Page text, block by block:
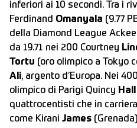
inferiori ai 10 secondi. Tra i
Ferdinand Omanyala (9.77
della Diamond League
da 19.71 nei 200 Courtney
Tortu (oro olimpico a Tokyo
Ali, argento d’Europa. Nei
olimpico di Parigi Quincy Hall
quattrocentisti che in
come Kirani James